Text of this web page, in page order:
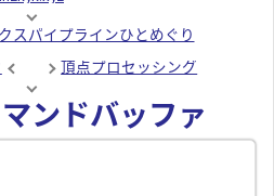
スパイプラインひとめぐり
頂点プロセッシング
ンドバッファ